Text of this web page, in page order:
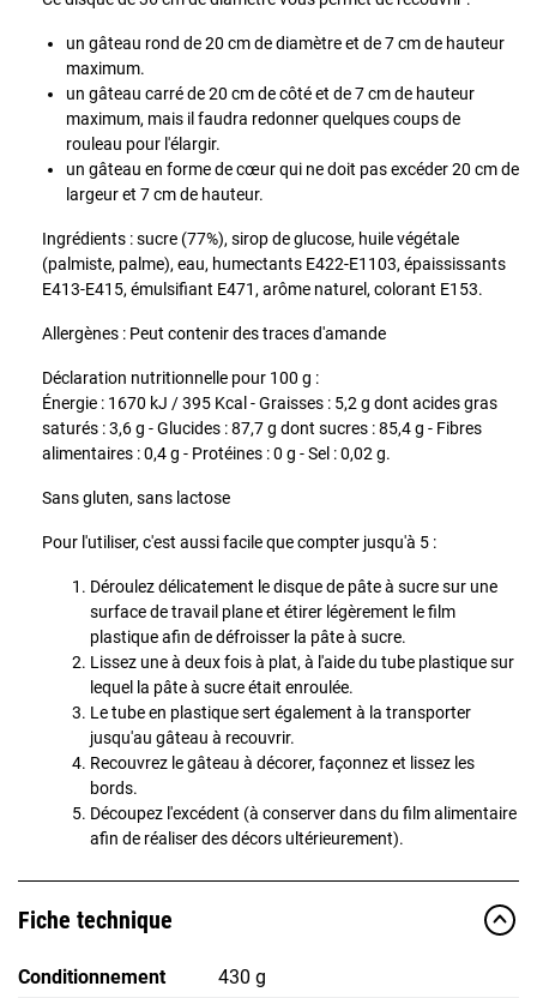
un gâteau rond de 20 cm de diamètre et de 7 cm de hauteur
maximum.
un gâteau carré de 20 cm de côté et de 7 cm de hauteur
maximum, mais il faudra redonner quelques coups de
rouleau pour l'élargir.
un gâteau en forme de cœur qui ne doit pas excéder 20 cm de
largeur et 7 cm de hauteur.
Ingrédients : sucre (77%), sirop de glucose, huile végétale
(palmiste, palme), eau, humectants E422-E1103, épaississants
E413-E415, émulsifiant E471, arôme naturel, colorant E153.
Allergènes : Peut contenir des traces d'amande
Déclaration nutritionnelle pour 100 g :
Énergie : 1670 kJ / 395 Kcal - Graisses : 5,2 g dont acides gras
saturés : 3,6 g - Glucides : 87,7 g dont sucres : 85,4 g - Fibres
alimentaires : 0,4 g - Protéines : 0 g - Sel : 0,02 g.
Sans gluten, sans lactose
Pour l'utiliser, c'est aussi facile que compter jusqu'à 5 :
Déroulez délicatement le disque de pâte à sucre sur une
surface de travail plane et étirer légèrement le film
plastique afin de défroisser la pâte à sucre.
Lissez une à deux fois à plat, à l'aide du tube plastique sur
lequel la pâte à sucre était enroulée.
Le tube en plastique sert également à la transporter
jusqu'au gâteau à recouvrir.
Recouvrez le gâteau à décorer, façonnez et lissez les
bords.
Découpez l'excédent (à conserver dans du film alimentaire
afin de réaliser des décors ultérieurement).
Fiche technique
Conditionnement
430 g